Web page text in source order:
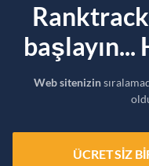
başlayın...
Web sitenizin
ÜCRETSIZ